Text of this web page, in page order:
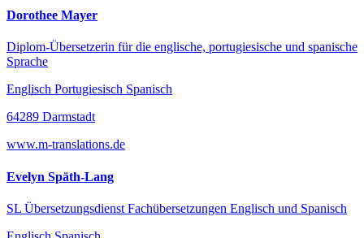
Dorothee Mayer
Diplom-Übersetzerin für die englische, portugiesische und spanische
Sprache
Englisch Portugiesisch Spanisch
64289 Darmstadt
www.m-translations.de
Evelyn Späth-Lang
SL Übersetzungsdienst Fachübersetzungen Englisch und Spanisch